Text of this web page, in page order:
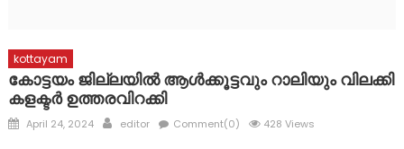
kottayam
കോട്ടയം ജില്ലയിൽ ആൾക്കൂട്ടവും റാലിയും വിലക്കി
കളക്ടർ ഉത്തരവിറക്കി
Posted
April 24, 2024 Author
editor Comment(0) 428 Views